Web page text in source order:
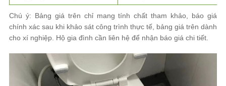
Chú ý: Bảng giá trên chỉ mang tính chất tham khảo, báo giá
chính xác sau khi khảo sát công trình thực tế, bảng giá trên dành
cho xí nghiệp. Hộ gia đình cần liên hệ để nhận báo giá chi tiết.